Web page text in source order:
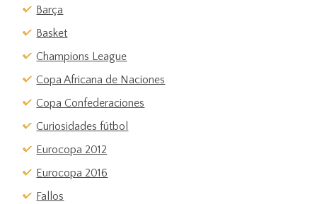
Barça
Basket
Champions League
Copa Africana de Naciones
Copa Confederaciones
Curiosidades fútbol
Eurocopa 2012
Eurocopa 2016
Fallos